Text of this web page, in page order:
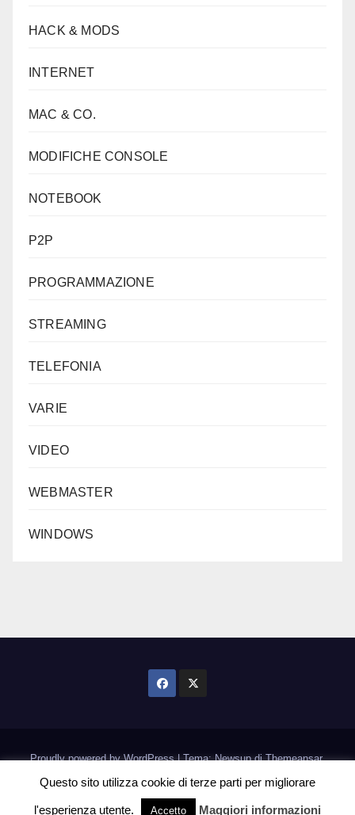
HACK & MODS
INTERNET
MAC & CO.
MODIFICHE CONSOLE
NOTEBOOK
P2P
PROGRAMMAZIONE
STREAMING
TELEFONIA
VARIE
VIDEO
WEBMASTER
WINDOWS
Proudly powered by WordPress|Tema: Newsup diThemeansar.
HomeInformativa Cookie
Questo sito utilizza cookie di terze parti per migliorare
l'esperienza utente. Accetto Maggiori informazioni